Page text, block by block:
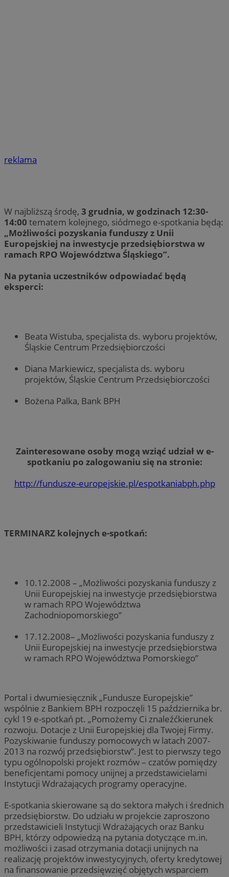
reklama
W najbliższą środę, 3 grudnia, w godzinach 12:30-
14:00 tematem kolejnego, siódmego e-spotkania będą:
„Możliwości pozyskania funduszy z Unii
Europejskiej na inwestycje przedsiębiorstwa w
ramach RPO Województwa Śląskiego”.
Na pytania uczestników odpowiadać będą
eksperci:
Beata Wistuba, specjalista ds. wyboru projektów,
Śląskie Centrum Przedsiębiorczości
Diana Markiewicz, specjalista ds. wyboru
projektów, Śląskie Centrum Przedsiębiorczości
Bożena Palka, Bank BPH
Zainteresowane osoby mogą wziąć udział w e-
spotkaniu po zalogowaniu się na stronie:
http://fundusze-europejskie.pl/espotkaniabph.php
TERMINARZ kolejnych e-spotkań:
10.12.2008 – „Możliwości pozyskania funduszy z
Unii Europejskiej na inwestycje przedsiębiorstwa
w ramach RPO Województwa
Zachodniopomorskiego”
17.12.2008– „Możliwości pozyskania funduszy z
Unii Europejskiej na inwestycje przedsiębiorstwa
w ramach RPO Województwa Pomorskiego”
Portal i dwumiesięcznik „Fundusze Europejskie”
wspólnie z Bankiem BPH rozpoczęli 15 października br.
cykl 19 e-spotkań pt. „Pomożemy Ci znaleźćkierunek
rozwoju. Dotacje z Unii Europejskiej dla Twojej Firmy.
Pozyskiwanie funduszy pomocowych w latach 2007-
2013 na rozwój przedsiębiorstw”. Jest to pierwszy tego
typu ogólnopolski projekt rozmów – czatów pomiędzy
beneficjentami pomocy unijnej a przedstawicielami
Instytucji Wdrażających programy operacyjne.
E-spotkania skierowane są do sektora małych i średnich
przedsiębiorstw. Do udziału w projekcie zaproszono
przedstawicieli Instytucji Wdrażających oraz Banku
BPH, którzy odpowiedzą na pytania dotyczące m.in.
możliwości i zasad otrzymania dotacji unijnych na
realizację projektów inwestycyjnych, oferty kredytowej
na finansowanie przedsięwzięć objętych wsparciem